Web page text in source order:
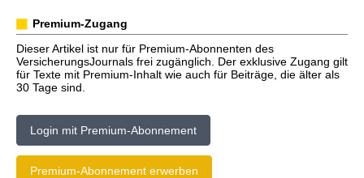
Premium-Zugang
Dieser Artikel ist nur für Premium-Abonnenten des
VersicherungsJournals frei zugänglich. Der exklusive Zugang gilt
für Texte mit Premium-Inhalt wie auch für Beiträge, die älter als
30 Tage sind.
Login mit Premium-Abonnement
Premium-Abonnement erwerben